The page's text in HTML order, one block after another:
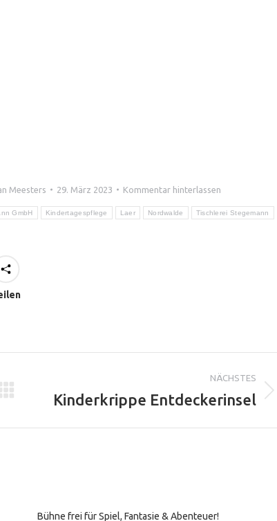
Meesters 29. März 2023 Kommentar hinterlassen
GmbH Kindertagespflege Laer Nordwalde Tischlerei Stegemann
NÄCHSTES
Nächster
Kinderkrippe Entdeckerinsel
Bühne frei für Spiel, Fantasie & Abenteuer!